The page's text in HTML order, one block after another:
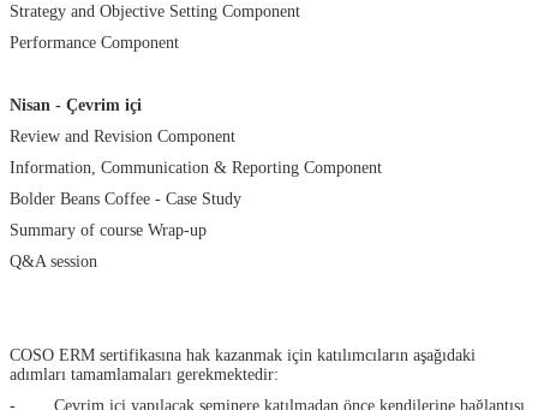
Strategy and Objective Setting Component
Performance Component
Nisan - Çevrim içi
Review and Revision Component
Information, Communication & Reporting Component
Bolder Beans Coffee - Case Study
Summary of course Wrap-up
Q&A session
COSO ERM sertifikasına hak kazanmak için katılımcıların aşağıdaki
adımları tamamlamaları gerekmektedir:
- Çevrim içi yapılacak seminere katılmadan önce kendilerine bağlantısı